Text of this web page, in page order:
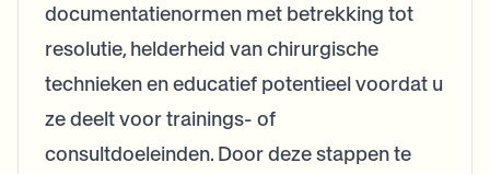
documentatienormen met betrekking tot
resolutie, helderheid van chirurgische
technieken en educatief potentieel voordat u
ze deelt voor trainings- of
consultdoeleinden. Door deze stappen te